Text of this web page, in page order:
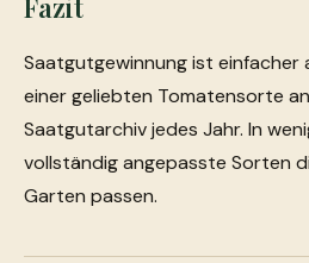
Saatgutgewinnung ist einfacher
einer geliebten Tomatensorte
Saatgutarchiv jedes Jahr. In
vollständig angepasste Sorten
Garten passen.